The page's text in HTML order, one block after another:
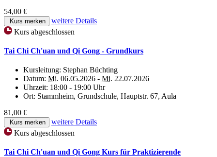
54,00 €
Kurs merken
weitere Details
Kurs abgeschlossen
Tai Chi Ch'uan und Qi Gong - Grundkurs
Kursleitung: Stephan Büchting
Datum: Mi. 06.05.2026 - Mi. 22.07.2026
Uhrzeit: 18:00 - 19:00 Uhr
Ort: Stammheim, Grundschule, Hauptstr. 67, Aula
81,00 €
Kurs merken
weitere Details
Kurs abgeschlossen
Tai Chi Ch'uan und Qi Gong Kurs für Praktizierende